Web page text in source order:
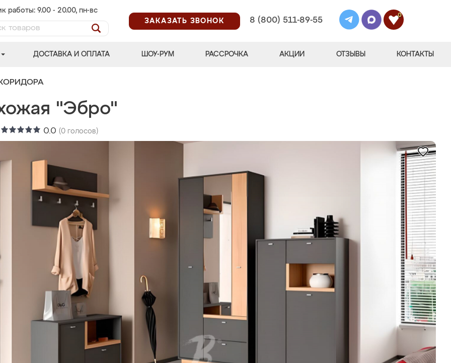
работы: 9.00 - 20.00, пн-вс
ЗАКАЗАТЬ ЗВОНОК
8 (800) 511-89-55
0
ДОСТАВКА И ОПЛАТА ШОУ-РУМ РАССРОЧКА АКЦИИ ОТЗЫВЫ КОНТАКТЫ
"Эбро"
0.0 (0 голосов)